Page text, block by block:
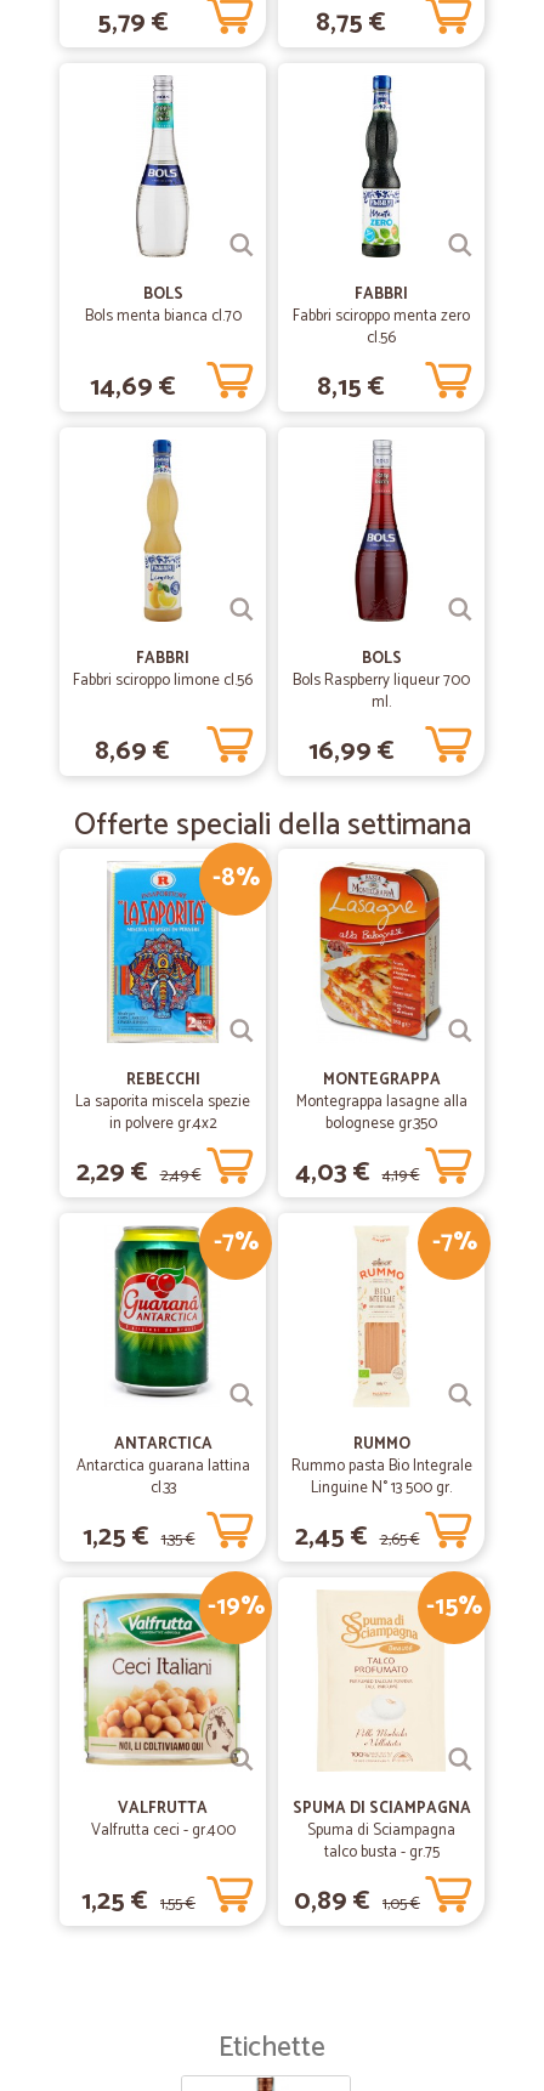
5,79 € 8,75 €
BOLS
Bols menta bianca cl.70
14,69 €
FABBRI
Fabbri sciroppo menta zero
cl.56
8,15 €
FABBRI
Fabbri sciroppo limone cl.56
8,69 €
BOLS
Bols Raspberry liqueur 700
ml.
16,99 €
Offerte speciali della settimana
-8%
REBECCHI
La saporita miscela spezie
in polvere gr.4x2
2,29 € 2,49 €
MONTEGRAPPA
Montegrappa lasagne alla
bolognese gr.350
4,03 € 4,19 €
-7%
ANTARCTICA
Antarctica guarana lattina
cl.33
1,25 € 1,35 €
-7%
RUMMO
Rummo pasta Bio Integrale
Linguine N° 13 500 gr.
2,45 € 2,65 €
-19%
VALFRUTTA
Valfrutta ceci - gr.400
1,25 € 1,55 €
-15%
SPUMA DI SCIAMPAGNA
Spuma di Sciampagna
talco busta - gr.75
0,89 € 1,05 €
Etichette